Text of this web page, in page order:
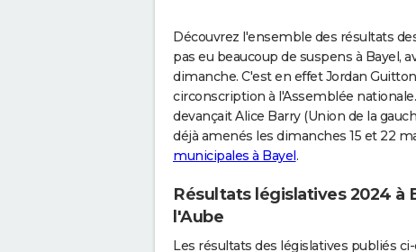
Découvrez l'ensemble des résultats
pas eu beaucoup de suspens à Bayel,
dimanche. C'est en effet Jordan
circonscription à l'Assemblée
devançait Alice Barry (Union de la
déjà amenés les dimanches 15 et 22
municipales à Bayel.
Résultats législatives 2024 à
l'Aube
Les résultats des législatives publiés